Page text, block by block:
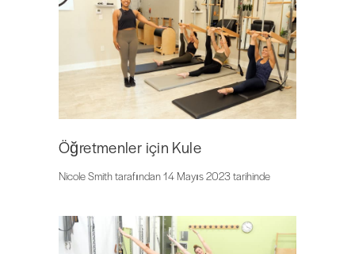
Öğretmenler için Kule
Nicole Smith tarafından 14 Mayıs 2023 tarihinde